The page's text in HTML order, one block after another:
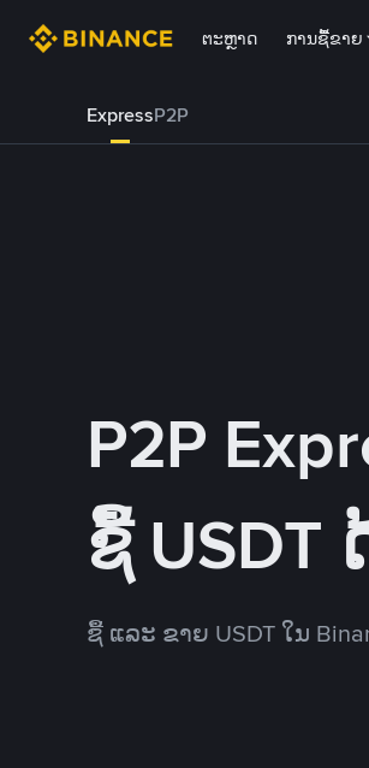
ຕະຫຼາດ ການຊື້ຂາຍ
ExpressP2P
P2P
ຊື້ USDT
ຊື້ ແລະ ຂາຍ USDT ໃນ